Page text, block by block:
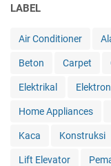
LABEL
Air Conditioner
Beton Carpet
Elektrikal
Home Appliances
Kaca Konstruksi
Lift Elevator